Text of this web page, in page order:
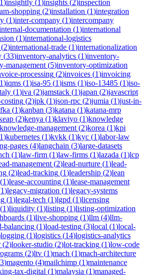
1)insightly (1)insights (2)inspection
shopping (2)installation (1)integration
(1)inter-company (1)intercompany
documentation (1)international
(1)international-logistics
(2)international-trade (1)internationalization
(33)inventory-analytics (1)inventory-
management (5)inventory-optimization
processing (2)invoices (1)invoicing
)iqms (1)isa-95 (1)isms (1)iso-13485 (1)iso-
(1)iva (2)jamstack (1)japan (2)javascript
(2)jpk (1)json-rpc (2)jumia (1)just-in-
(1)kanban (3)katana (1)katana-mrp
(2)kenya (1)klaviyo (1)knowledge
knowledge-management (2)korea (1)kpi
1)kubernetes (1)kvkk (1)kyc (1)labor-law
pages (4)langchain (3)large-datasets
(1)law-firm (1)law-firms (1)lazada (1)lcp
management (2)lead-nurture (1)lead-
(2)lead-tracking (1)leadership (2)lean
(1)lease-accounting (1)lease-management
1)legacy-migration (1)legacy-systems
(1)legal-tech (1)lgpd (1)licensing
(1)liquidity (1)listing (1)listing-optimization
(1)live-shopping (1)llm (4)llm-
balancing (1)load-testing (3)local (1)local-
logging (1)logistics (14)logistics-analytics
(2)looker-studio (2)lot-tracking (1)low-code
(2)ltv (1)mach (1)mach-architecture
)magento (4)mailchimp (1)maintenance
tax-digital (1)malaysia (1)managed-